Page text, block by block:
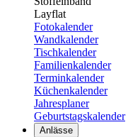
Layflat
Fotokalender
Wandkalender
Tischkalender
Familienkalender
Terminkalender
Küchenkalender
Jahresplaner
Geburtstagskalender
Anlässe